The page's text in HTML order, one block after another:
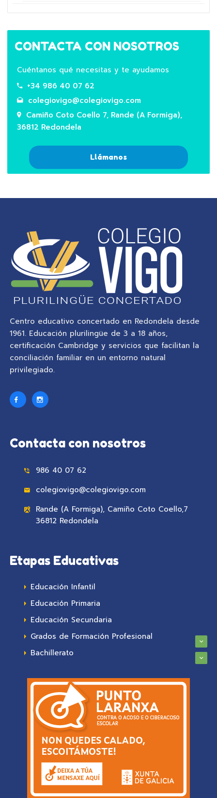
CONTACTA CON NOSOTROS
Cuéntanos qué necesitas y te ayudamos
+34 986 40 07 62
colegiovigo@colegiovigo.com
Camiño Coto Coello 7, Rande (A Formiga),
36812 Redondela
Llámanos
Centro educativo concertado en Redondela desde
1961. Educación plurilingüe de 3 a 18 años,
certificación Cambridge y servicios que facilitan la
conciliación familiar en un entorno natural
privilegiado.
Contacta con nosotros
986 40 07 62
colegiovigo@colegiovigo.com
Rande (A Formiga), Camiño Coto Coello,7
36812 Redondela
Etapas Educativas
Educación Infantil
Educación Primaria
Educación Secundaria
Grados de Formación Profesional
Bachillerato